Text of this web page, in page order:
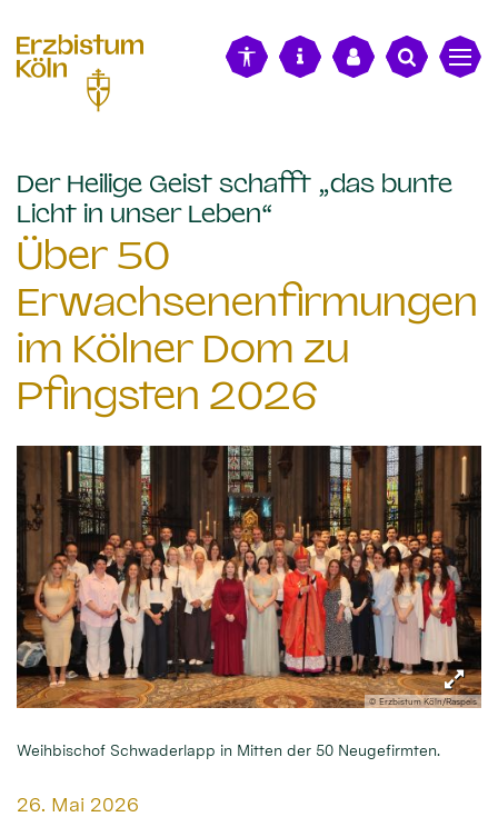
Der Heilige Geist schafft „das bunte
Licht in unser Leben“
Über 50
Erwachsenenfirmungen
im Kölner Dom zu
Pfingsten 2026
© Erzbistum Köln/Raspels
Weihbischof Schwaderlapp in Mitten der 50 Neugefirmten.
Datum:
26. Mai 2026